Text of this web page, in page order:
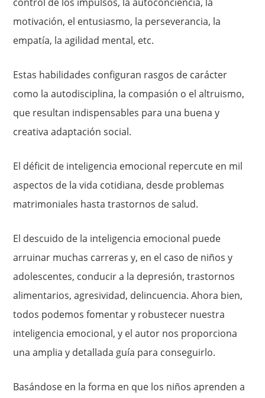
control de los impulsos, la autoconciencia, la
motivación, el entusiasmo, la perseverancia, la
empatía, la agilidad mental, etc.
Estas habilidades configuran rasgos de carácter
como la autodisciplina, la compasión o el altruismo,
que resultan indispensables para una buena y
creativa adaptación social.
El déficit de inteligencia emocional repercute en mil
aspectos de la vida cotidiana, desde problemas
matrimoniales hasta trastornos de salud.
El descuido de la inteligencia emocional puede
arruinar muchas carreras y, en el caso de niños y
adolescentes, conducir a la depresión, trastornos
alimentarios, agresividad, delincuencia. Ahora bien,
todos podemos fomentar y robustecer nuestra
inteligencia emocional, y el autor nos proporciona
una amplia y detallada guía para conseguirlo.
Basándose en la forma en que los niños aprenden a